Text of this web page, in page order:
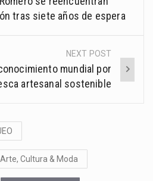
tras siete años de espera
NEXT POST
mundial por
artesanal sostenible
Cultura & Moda